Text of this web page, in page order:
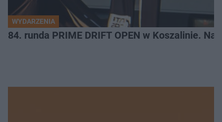
WYDARZENIA
84. runda PRIME DRIFT OPEN w Koszalinie.